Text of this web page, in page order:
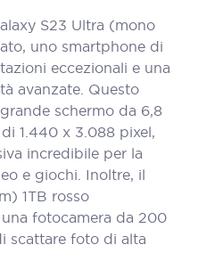
S23 Ultra (mono
uno smartphone di
eccezionali e una
avanzate. Questo
schermo da 6,8
1.440 x 3.088 pixel,
incredibile per la
e giochi. Inoltre, il
1TB rosso
fotocamera da 200
scattare foto di alta